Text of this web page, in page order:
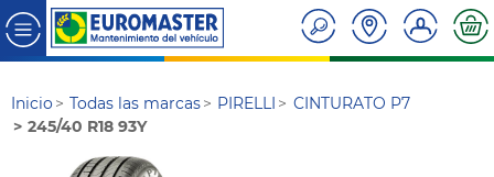
Inicio Todas las marcas PIRELLI
CINTURATO P7
245/40 R18 93Y